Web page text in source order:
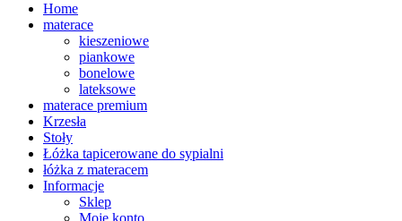
Home
materace
kieszeniowe
piankowe
bonelowe
lateksowe
materace premium
Krzesła
Stoły
Łóżka tapicerowane do sypialni
łóżka z materacem
Informacje
Sklep
Moje konto